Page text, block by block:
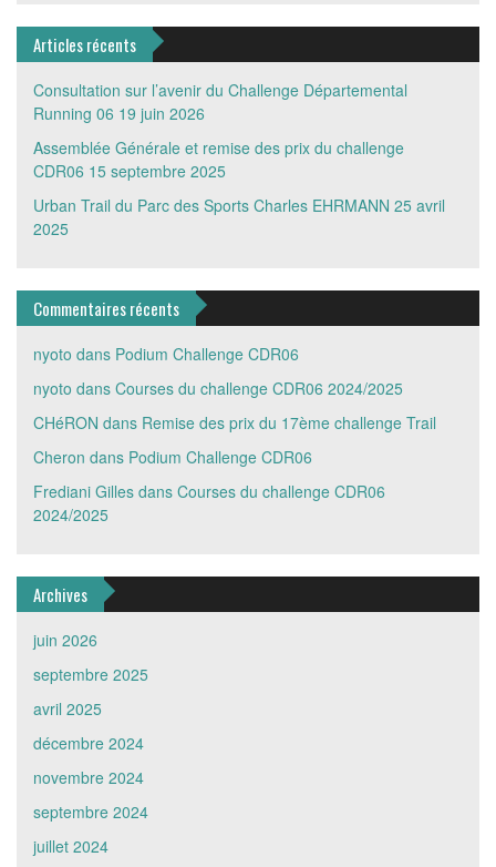
Articles récents
Consultation sur l’avenir du Challenge Départemental
Running 06 19 juin 2026
Assemblée Générale et remise des prix du challenge
CDR06 15 septembre 2025
Urban Trail du Parc des Sports Charles EHRMANN 25 avril
2025
Commentaires récents
nyoto dans Podium Challenge CDR06
nyoto dans Courses du challenge CDR06 2024/2025
CHéRON dans Remise des prix du 17ème challenge Trail
Cheron dans Podium Challenge CDR06
Frediani Gilles dans Courses du challenge CDR06
2024/2025
Archives
juin 2026
septembre 2025
avril 2025
décembre 2024
novembre 2024
septembre 2024
juillet 2024